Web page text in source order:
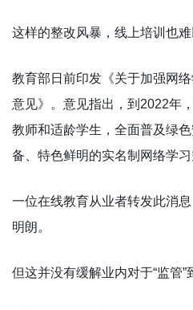
这样的整改风暴，线上培训也难
教育部日前印发《关于加强网
意见》。意见指出，到2022年
教师和适龄学生，全面普及绿
备、特色鲜明的实名制网络学习
一位在线教育从业者转发此消
明朗。
但这并没有缓解业内对于“监管”